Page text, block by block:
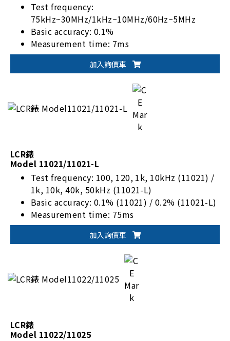
Test frequency:
75kHz~30MHz/1kHz~10MHz/60Hz~5MHz
Basic accuracy: 0.1%
Measurement time: 7ms
Standard RS-232, Handler, and USB storage
I/F, optional GPIB, LAN I/F
加入詢價車
LCR錶
Model 11021/11021-L
Test frequency: 100, 120, 1k, 10kHz (11021) /
1k, 10k, 40k, 50kHz (11021-L)
Basic accuracy: 0.1% (11021) / 0.2% (11021-L)
Measurement time: 75ms
Standard RS-232 I/F, optional GPIB & Handler
加入詢價車
LCR錶
Model 11022/11025